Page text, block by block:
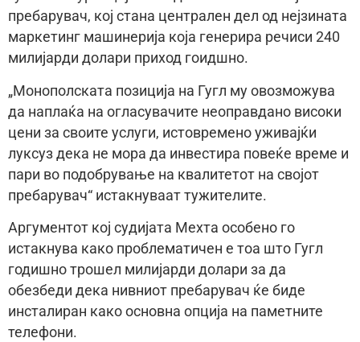
пребарувач, кој стана централен дел од нејзината
маркетинг машинерија која генерира речиси 240
милијарди долари приход гоидшно.
„Монополската позиција на Гугл му овозможува
да наплаќа на огласувачите неоправдано високи
цени за своите услуги, истовремено уживајќи
луксуз дека не мора да инвестира повеќе време и
пари во подобрување на квалитетот на својот
пребарувач“ истакнуваат тужителите.
Аргументот кој судијата Мехта особено го
истакнува како проблематичен е тоа што Гугл
годишно трошел милијарди долари за да
обезбеди дека нивниот пребарувач ќе биде
инсталиран како основна опција на паметните
телефони.